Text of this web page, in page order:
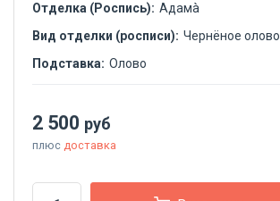
Отделка (Роспись): Адамà
Вид отделки (росписи): Чернёное олово
Подставка: Олово
2 500 руб
плюс доставка